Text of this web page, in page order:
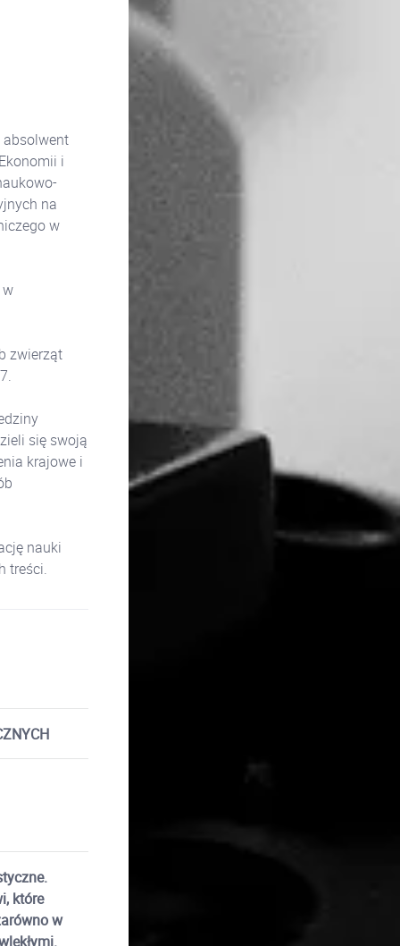
absolwent
i
na
w
zwierząt
się swoją
krajowe i
nauki
treści.
które
w